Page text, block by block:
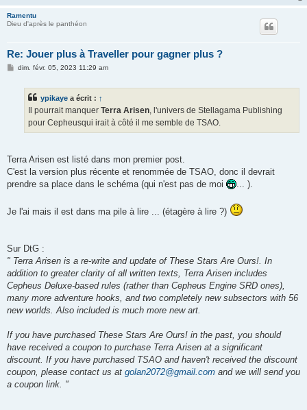
Ramentu
Dieu d'après le panthéon
Re: Jouer plus à Traveller pour gagner plus ?
Mdim. févr. 05, 2023 11:29 am
ypikaye a écrit : ↑
Il pourrait manquer Terra Arisen, l'univers de Stellagama Publishing
pour Cepheusqui irait à côté il me semble de TSAO.
Terra Arisen est listé dans mon premier post.
C'est la version plus récente et renommée de TSAO, donc il devrait
prendre sa place dans le schéma (qui n'est pas de moi
... ).
Je l'ai mais il est dans ma pile à lire ... (étagère à lire ?)
Sur DtG :
" Terra Arisen is a re-write and update of These Stars Are Ours!. In
addition to greater clarity of all written texts, Terra Arisen includes
Cepheus Deluxe-based rules (rather than Cepheus Engine SRD ones),
many more adventure hooks, and two completely new subsectors with 56
new worlds. Also included is much more new art.
If you have purchased These Stars Are Ours! in the past, you should
have received a coupon to purchase Terra Arisen at a significant
discount. If you have purchased TSAO and haven't received the discount
coupon, please contact us at golan2072@gmail.com and we will send you
a coupon link. "